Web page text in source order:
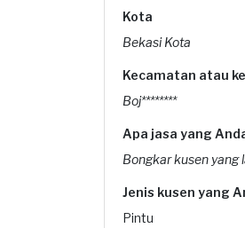
Kota
Bekasi Kota
Kecamatan atau
Boj********
Apa jasa yang
Bongkar kusen yang
Jenis kusen yang
Pintu